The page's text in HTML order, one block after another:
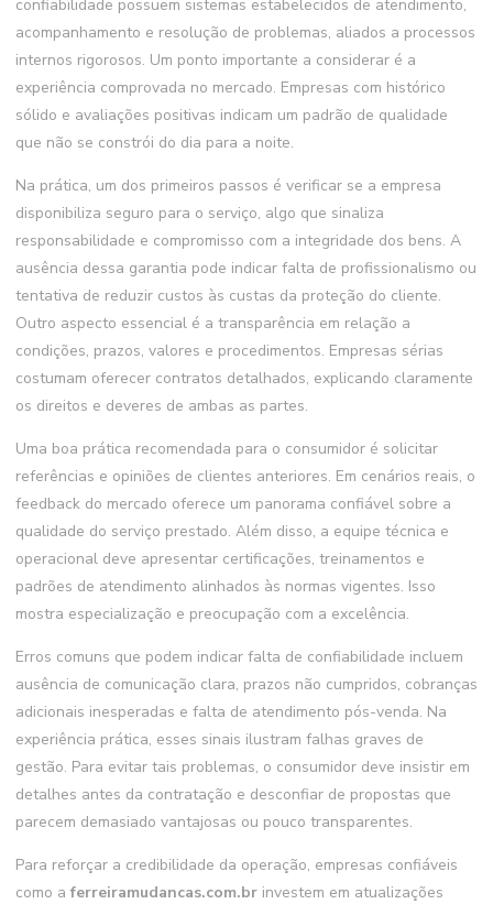
confiabilidade possuem sistemas estabelecidos de atendimento,
acompanhamento e resolução de problemas, aliados a processos
internos rigorosos. Um ponto importante a considerar é a
experiência comprovada no mercado. Empresas com histórico
sólido e avaliações positivas indicam um padrão de qualidade
que não se constrói do dia para a noite.
Na prática, um dos primeiros passos é verificar se a empresa
disponibiliza seguro para o serviço, algo que sinaliza
responsabilidade e compromisso com a integridade dos bens. A
ausência dessa garantia pode indicar falta de profissionalismo ou
tentativa de reduzir custos às custas da proteção do cliente.
Outro aspecto essencial é a transparência em relação a
condições, prazos, valores e procedimentos. Empresas sérias
costumam oferecer contratos detalhados, explicando claramente
os direitos e deveres de ambas as partes.
Uma boa prática recomendada para o consumidor é solicitar
referências e opiniões de clientes anteriores. Em cenários reais, o
feedback do mercado oferece um panorama confiável sobre a
qualidade do serviço prestado. Além disso, a equipe técnica e
operacional deve apresentar certificações, treinamentos e
padrões de atendimento alinhados às normas vigentes. Isso
mostra especialização e preocupação com a excelência.
Erros comuns que podem indicar falta de confiabilidade incluem
ausência de comunicação clara, prazos não cumpridos, cobranças
adicionais inesperadas e falta de atendimento pós-venda. Na
experiência prática, esses sinais ilustram falhas graves de
gestão. Para evitar tais problemas, o consumidor deve insistir em
detalhes antes da contratação e desconfiar de propostas que
parecem demasiado vantajosas ou pouco transparentes.
Para reforçar a credibilidade da operação, empresas confiáveis
como aferreiramudancas.com.br investem em atualizações